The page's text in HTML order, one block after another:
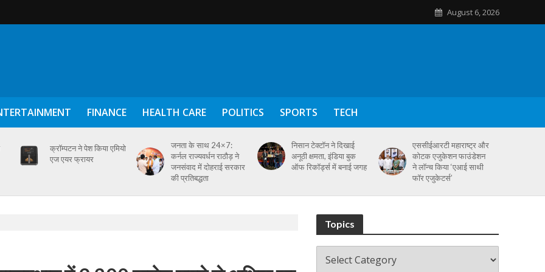
August 6, 2026
FINANCE HEALTH CARE POLITICS SPORTS TECH
क्रॉम्पटन ने पेश किया एमियो
एज एयर फ्रायर
जनता के साथ 24×7:
कर्नल राज्यवर्धन राठौड़ ने
जनसंवाद में दोहराई सरकार
की प्रतिबद्धता
निसान टेक्टॉन ने दिखाई
अनूठी क्षमता, इंडिया बुक
ऑफ रिकॉर्ड्स में बनाई जगह
एससीईआरटी महाराष्ट्र और
कोटक एजुकेशन फाउंडेशन
ने लॉन्च किया ‘एआई साथी
फॉर एजुकेटर्स’
Topics